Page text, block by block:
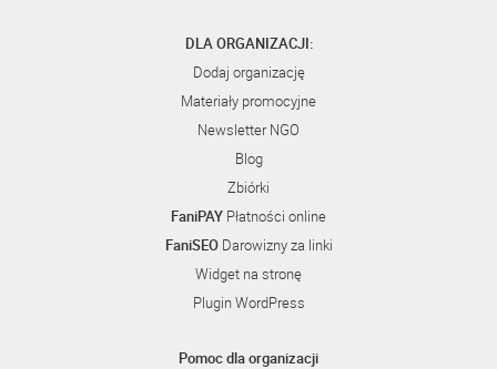
DLA ORGANIZACJI:
Dodaj organizację
Materiały promocyjne
Newsletter NGO
Blog
Zbiórki
FaniPAY Płatności online
FaniSEODarowizny za linki
Widget na stronę
Plugin WordPress
Pomoc dla organizacji